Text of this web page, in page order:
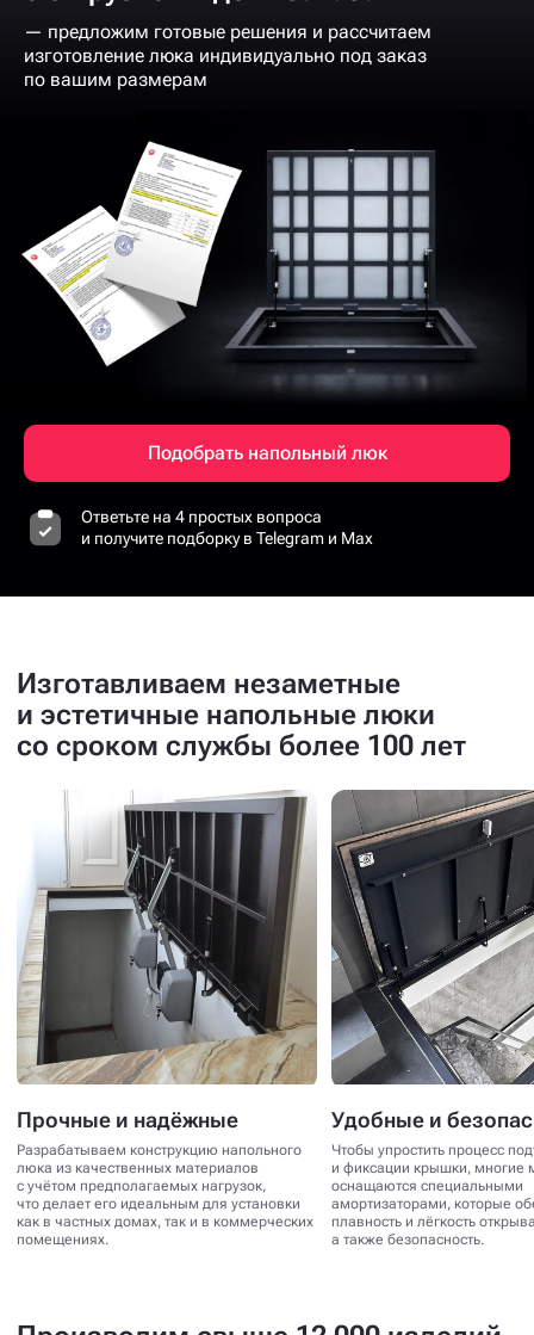
— предложим готовые решения и рассчитаем
изготовление люка индивидуально под заказ
по вашим размерам
Подобрать напольный люк
Ответьте на 4 простых вопроса
и получите подборку в Telegram и Max
Изготавливаем незаметные
и эстетичные напольные люки
со сроком службы более 100 лет
Прочные и надёжные
Разрабатываем конструкцию напольного
люка из качественных материалов
с учётом предполагаемых нагрузок,
что делает его идеальным для установки
как в частных домах, так и в коммерческих
помещениях.
Удобные и
Чтобы упростить процесс
и фиксации крышки, многие
оснащаются специальными
амортизаторами, которые
плавность и лёгкость
а также безопасность.